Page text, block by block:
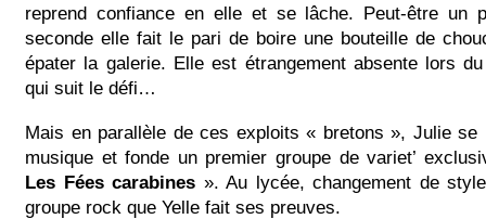
reprend confiance en elle et se lâche. Peut-être un
seconde elle fait le pari de boire une bouteille de
épater la galerie. Elle est étrangement absente lors du
qui suit le défi…
Mais en parallèle de ces exploits « bretons », Julie se
musique et fonde un premier groupe de variet’
Les Fées carabines ». Au lycée, changement de
groupe rock que Yelle fait ses preuves.